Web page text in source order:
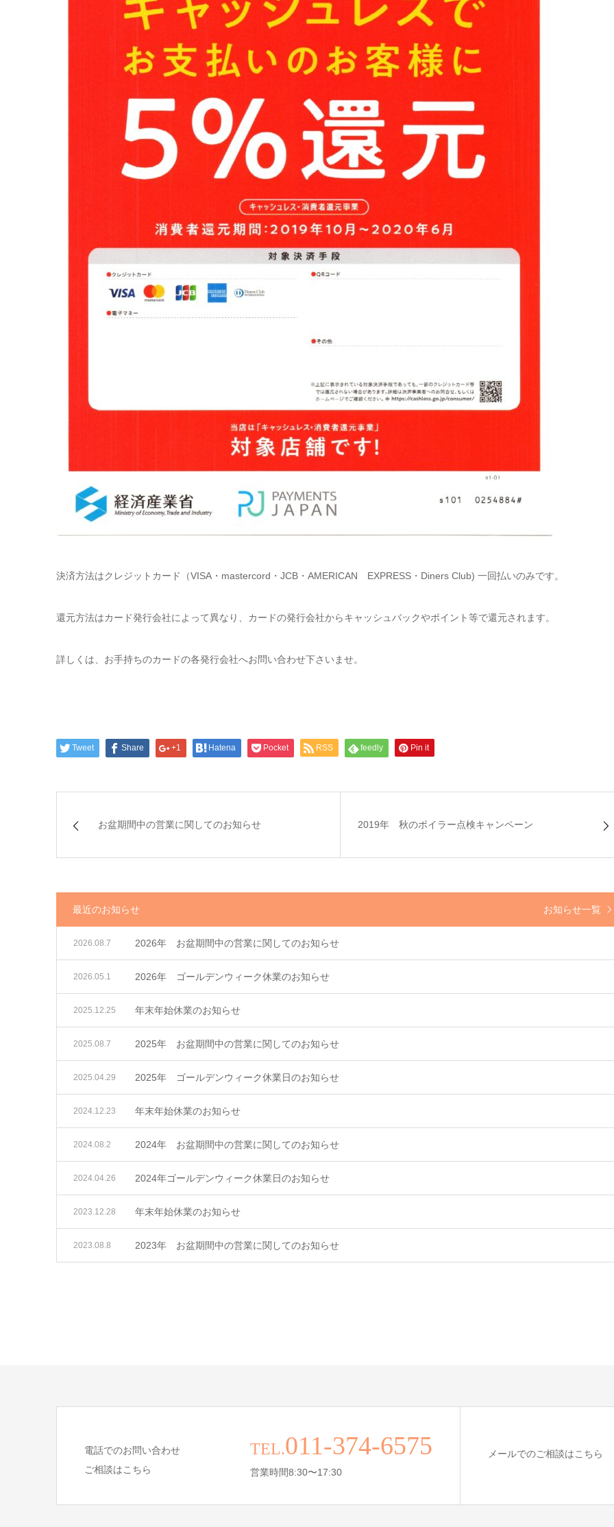
決済方法はクレジットカード（VISA・mastercord・JCB・AMERICAN EXPRESS・Diners Club) 一回払いのみです。
還元方法はカード発行会社によって異なり、カードの発行会社からキャッシュバックやポイント等で還元されます。
詳しくは、お手持ちのカードの各発行会社へお問い合わせ下さいませ。
Tweet Share +1 Hatena Pocket RSS feedly Pin it
お盆期間中の営業に関してのお知らせ 2019年 秋のボイラー点検キャンペーン
最近のお知らせ お知らせ一覧
2026年 お盆期間中の営業に関してのお知らせ
2026.08.7
2026年 ゴールデンウィーク休業のお知らせ
2026.05.1
年末年始休業のお知らせ
2025.12.25
2025年 お盆期間中の営業に関してのお知らせ
2025.08.7
2025年 ゴールデンウィーク休業日のお知らせ
2025.04.29
年末年始休業のお知らせ
2024.12.23
2024年 お盆期間中の営業に関してのお知らせ
2024.08.2
2024年ゴールデンウィーク休業日のお知らせ
2024.04.26
年末年始休業のお知らせ
2023.12.28
2023年 お盆期間中の営業に関してのお知らせ
2023.08.8
電話でのお問い合わせ
ご相談はこちら
TEL.011-374-6575
営業時間8:30〜17:30
メールでのご相談はこちら